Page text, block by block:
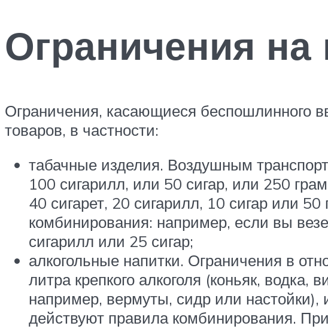
Ограничения
Ограничения, касающиеся беспошлинного
товаров, в частности:
табачные изделия. Воздушным
100 сигарилл, или 50 сигар, или 250
40 сигарет, 20 сигарилл, 10 сигар или
комбинирования: например, если вы
сигарилл или 25 сигар;
алкогольные напитки. Ограничения в
литра крепкого алкоголя (коньяк, водка,
например, вермуты, сидр или настойки),
действуют правила комбинирования.